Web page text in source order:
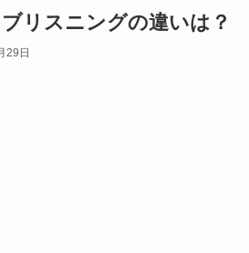
リスニングの違いは？
29日